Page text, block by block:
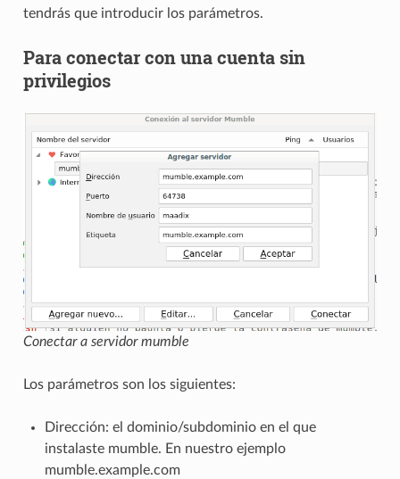
tendrás que introducir los parámetros.
Para conectar con una cuenta sin
privilegios
Conectar a servidor mumble
Los parámetros son los siguientes:
Dirección: el dominio/subdominio en el que
instalaste mumble. En nuestro ejemplo
mumble.example.com